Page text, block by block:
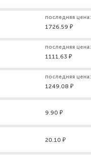
последняя цена:
1726.59 ₽
последняя цена:
1111.63 ₽
последняя цена:
1249.08 ₽
9.90 ₽
20.10 ₽